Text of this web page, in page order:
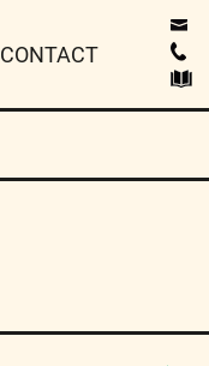
CONTACT